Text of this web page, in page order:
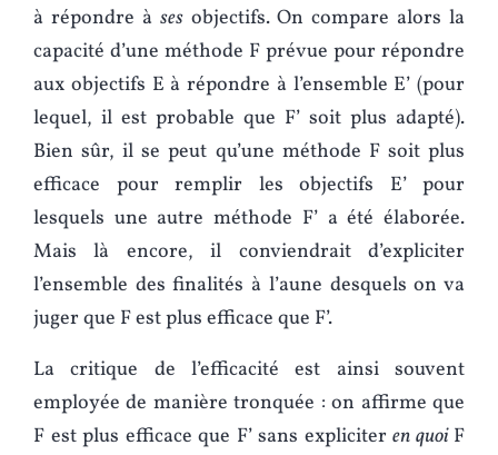
à répondre à sesobjectifs. On compare alors la
capacité d’une méthode F prévue pour répondre
aux objectifs E à répondre à l’ensemble E’ (pour
lequel, il est probable que F’ soit plus adapté).
Bien sûr, il se peut qu’une méthode F soit plus
efficace pour remplir les objectifs E’ pour
lesquels une autre méthode F’ a été élaborée.
Mais là encore, il conviendrait d’expliciter
l’ensemble des finalités à l’aune desquels on va
juger que F est plus efficace que F’.
La critique de l’efficacité est ainsi souvent
employée de manière tronquée : on affirme que
F est plus efficace que F’ sans expliciter en quoiF